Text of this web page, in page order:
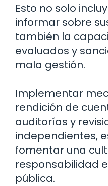
Esto no solo
informar sobre
también la
evaluados y
mala gestión.
Implementar
rendición de
auditorías y
independientes,
fomentar una
responsabilidad
pública.